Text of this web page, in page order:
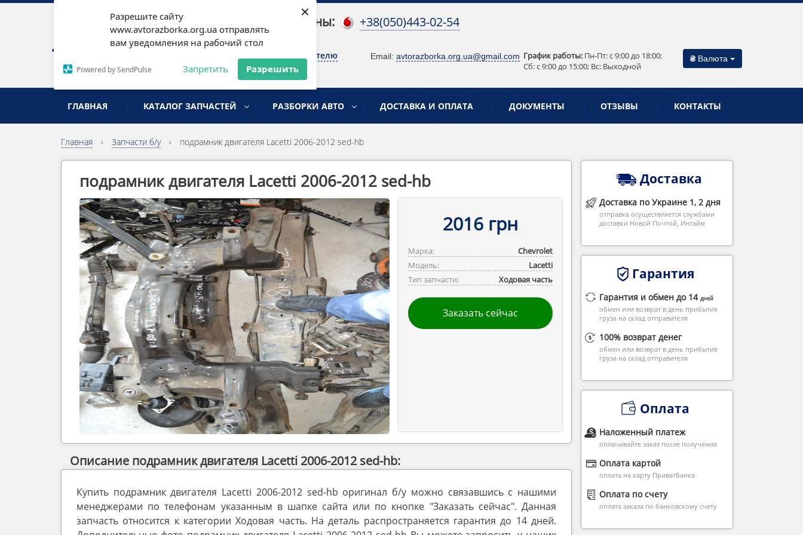
Разрешите сайту
www.avtorazborka.org.ua отправлять
вам уведомления на рабочий стол
Powered by SendPulse Запретить Разрешить
×
разборка иномарок
Наши телефоны: +38(050)443-02-54
Письмо руководителю Email: avtorazborka.org.ua@gmail.com График работы: Пн-Пт: c 9:00 до 18:00;
Сб: c 9:00 до 15:00; Вс: Выходной
₴ Валюта
ГЛАВНАЯ КАТАЛОГ ЗАПЧАСТЕЙ РАЗБОРКИ АВТО ДОСТАВКА И ОПЛАТА ДОКУМЕНТЫ ОТЗЫВЫ КОНТАКТЫ
Главная › Запчасти б/у › подрамник двигателя Lacetti 2006-2012 sed-hb
подрамник двигателя Lacetti 2006-2012 sed-hb
2016 грн
Марка:
Chevrolet
Модель:
Lacetti
Тип запчасти:
Ходовая часть
Заказать сейчас
Описание подрамник двигателя Lacetti 2006-2012 sed-hb:
Купить подрамник двигателя Lacetti 2006-2012 sed-hb оригинал б/у можно связавшись с нашими
менеджерами по телефонам указанным в шапке сайта или по кнопке "Заказать сейчас". Данная
запчасть относится к категории Ходовая часть. На деталь распространяется гарантия до 14 дней.
Доставка
Доставка по Украине 1, 2 дня
отправка осуществляется службами
доставки Новой Почтой, Интайм
Гарантия
Гарантия и обмен до 14 дней
обмен или возврат в день прибытия
груза на склад отправителя
100% возврат денег
обмен или возврат в день прибытия
груза на склад отправителя
Оплата
Наложенный платеж
оплачивайте заказ после получения
Оплата картой
оплата на карту ПриватБанка
Оплата по счету
оплата заказа по банковскому счету